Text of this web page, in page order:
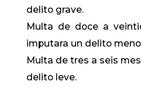
delito grave.
Multa de doce a
imputara un delito
Multa de tres a seis
delito leve.